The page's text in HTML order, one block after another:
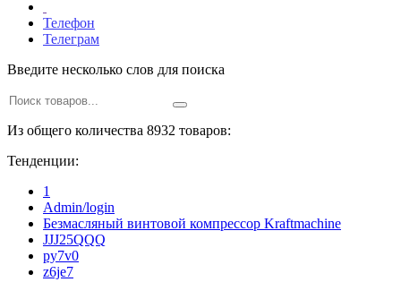
Телефон
Телеграм
Введите несколько слов для поиска
Из общего количества 8932 товаров:
Тенденции:
1
Admin/login
Безмасляный винтовой компрессор Kraftmaсhine
JJJ25QQQ
py7v0
z6je7